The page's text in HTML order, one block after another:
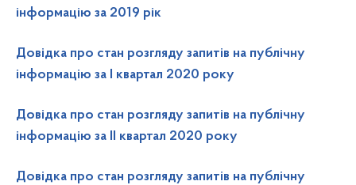
інформацію за 2019 рік
Довідка про стан розгляду запитів на публічну
інформацію за І квартал 2020 року
Довідка про стан розгляду запитів на публічну
інформацію за ІІ квартал 2020 року
Довідка про стан розгляду запитів на публічну